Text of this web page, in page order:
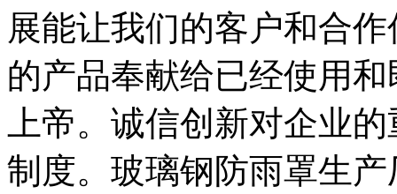
展能让我们的客户和合
的产品奉献给已经使用
上帝。诚信创新对企业
制度。玻璃钢防雨罩生